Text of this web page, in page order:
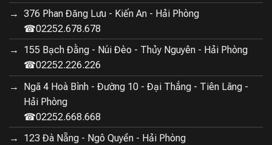
376 Phan Đăng Lưu - Kiến An - Hải Phòng
☎02252.678.678
155 Bạch Đằng - Núi Đèo - Thủy Nguyên - Hải Phòng
☎02252.226.226
Ngã 4 Hoà Bình - Đường 10 - Đại Thắng - Tiên Lãng -
Hải Phòng
☎02252.668.668
123 Đà Nẵng - Ngô Quyền - Hải Phòng